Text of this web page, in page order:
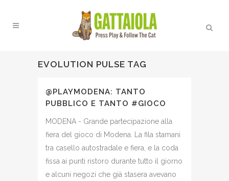
EVOLUTION PULSE TAG
@PLAYMODENA: TANTO
PUBBLICO E TANTO #GIOCO
MODENA - Grande partecipazione alla
fiera del gioco di Modena. La fila stamani
tra casello autostradale e fiera, e la coda
fissa ai punti ristoro durante tutto il giorno
e alcuni negozi che già stasera avevano